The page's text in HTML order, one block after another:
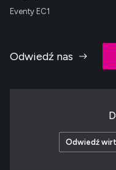
Eventy EC1
Odwiedź nas
Odwiedź